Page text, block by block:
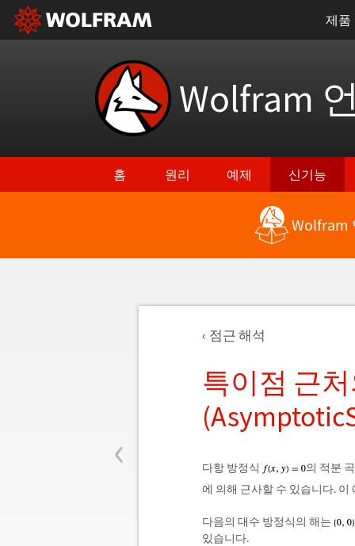
제품
Wolfram
홈 원리 예제 신기능
Wolfram
‹
점근 해석
특이점 근
다항 방정식
의 적분
에 의해 근사할 수 있습니다. 이
다음의 대수 방정식의 해는
있습니다.